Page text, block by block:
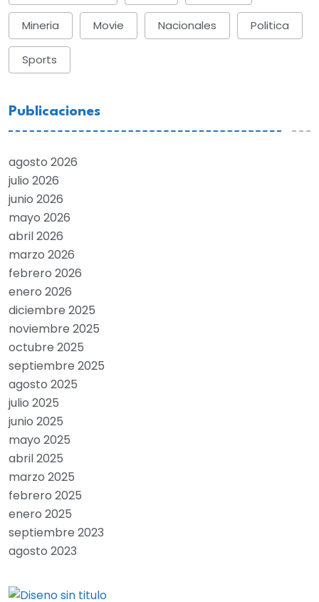
Mineria Movie Nacionales Politica
Sports
Publicaciones
agosto 2026
julio 2026
junio 2026
mayo 2026
abril 2026
marzo 2026
febrero 2026
enero 2026
diciembre 2025
noviembre 2025
octubre 2025
septiembre 2025
agosto 2025
julio 2025
junio 2025
mayo 2025
abril 2025
marzo 2025
febrero 2025
enero 2025
septiembre 2023
agosto 2023